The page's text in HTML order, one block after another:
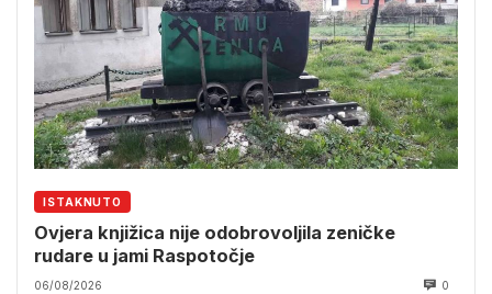
ISTAKNUTO
Ovjera knjižica nije odobrovoljila zeničke
rudare u jami Raspotočje
06/08/2026 0